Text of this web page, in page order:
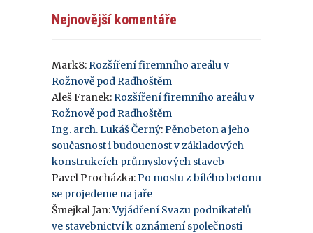
Nejnovější komentáře
Mark8: Rozšíření firemního areálu v
Rožnově pod Radhoštěm
Aleš Franek: Rozšíření firemního areálu v
Rožnově pod Radhoštěm
Ing. arch. Lukáš Černý: Pěnobeton a jeho
současnost i budoucnost v základových
konstrukcích průmyslových staveb
Pavel Procházka: Po mostu z bílého betonu
se projedeme na jaře
Šmejkal Jan:Vyjádření Svazu podnikatelů
ve stavebnictví k oznámení společnosti